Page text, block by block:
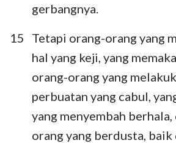
1 2 3 4 5
8
9 10 11 12
15
19
gerbangnya.
15
Tetapi orang-orang yang
hal yang keji, yang
orang-orang yang
perbuatan yang cabul,
yang menyembah
orang yang berdusta, baik